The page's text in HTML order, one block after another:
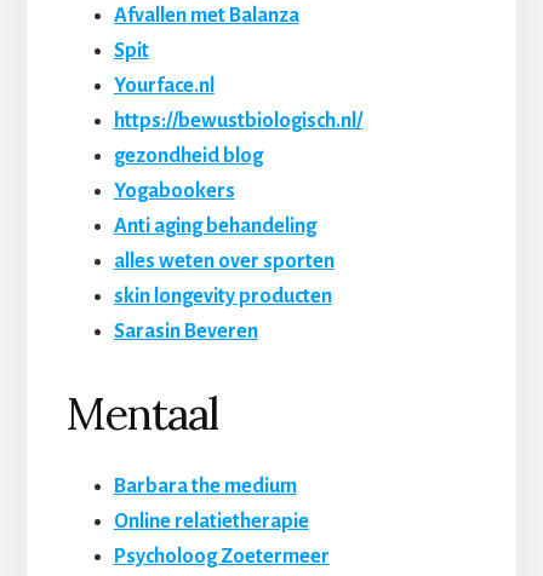
Afvallen met Balanza
Spit
Yourface.nl
https://bewustbiologisch.nl/
gezondheid blog
Yogabookers
Anti aging behandeling
alles weten over sporten
skin longevity producten
Sarasin Beveren
Mentaal
Barbara the medium
Online relatietherapie
Psycholoog Zoetermeer